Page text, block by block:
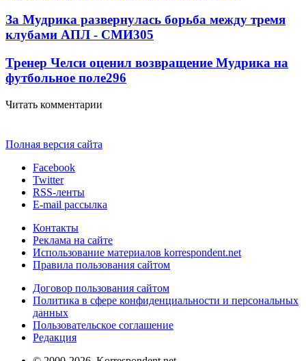
За Мудрика развернулась борьба между тремя
клубами АПЛ - СМИ305
Тренер Челси оценил возвращение Мудрика на
футбольное поле296
Читать комментарии
Полная версия сайта
Facebook
Twitter
RSS-ленты
E-mail рассылка
Контакты
Реклама на сайте
Использование материалов korrespondent.net
Правила пользования сайтом
Договор пользования сайтом
Политика в сфере конфиденциальности и персональных
данных
Пользовательское соглашение
Редакция